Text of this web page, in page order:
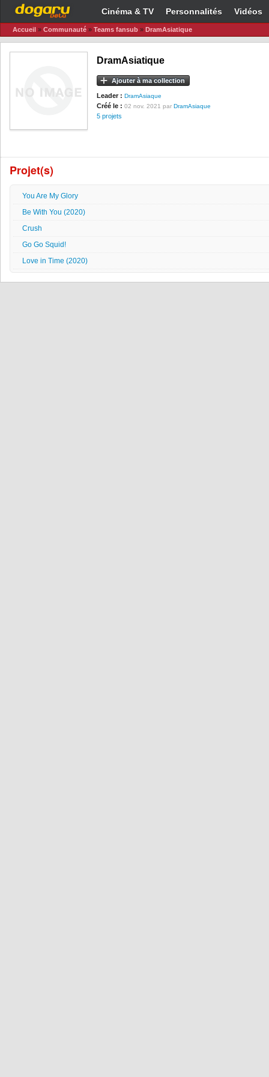
Cinéma & TV Personnalités Vidéos
Accueil » Communauté » Teams fansub » DramAsiatique
DramAsiatique
Ajouter à ma collection
Leader : DramAsiaque
Créé le : 02 nov. 2021 par DramAsiaque
5 projets
Projet(s)
You Are My Glory
Be With You (2020)
Crush
Go Go Squid!
Love in Time (2020)